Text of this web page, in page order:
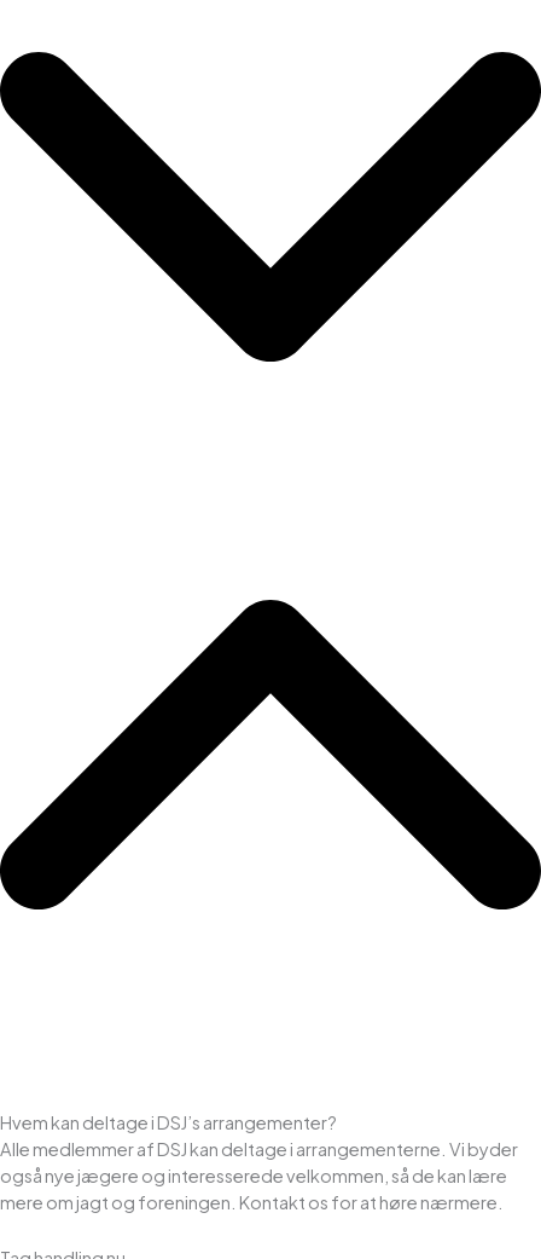
Hvem kan deltage i DSJ’s arrangementer?
Alle medlemmer af DSJ kan deltage i arrangementerne. Vi byder
også nye jægere og interesserede velkommen, så de kan lære
mere om jagt og foreningen. Kontakt os for at høre nærmere.